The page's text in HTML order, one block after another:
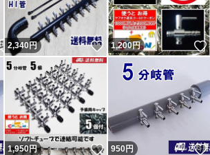
いいね！
2,340円 いいね！
1,200円
いいね！
1,950円 いいね！
950円